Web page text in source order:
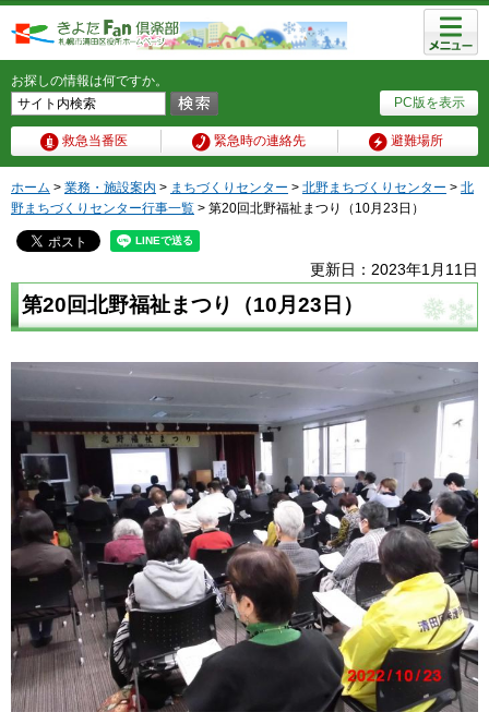
PC版を表示
お探しの情報は何ですか。
救急当番医 緊急時の連絡先 避難場所
メニュ
ー
ホーム > 業務・施設案内 > まちづくりセンター > 北野まちづくりセンター > 北
野まちづくりセンター行事一覧 > 第20回北野福祉まつり（10月23日）
更新日：2023年1月11日
第20回北野福祉まつり（10月23日）